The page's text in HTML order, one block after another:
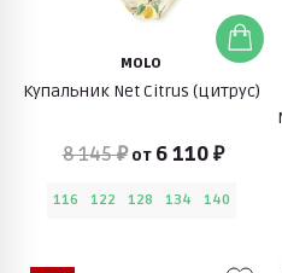
MOLO
Купальник Net Citrus (цитрус)
8 145 ₽ от 6 110 ₽
116 122 128 134 140